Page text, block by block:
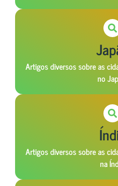
Artigos diversos sobre as
no
Artigos diversos sobre as
na